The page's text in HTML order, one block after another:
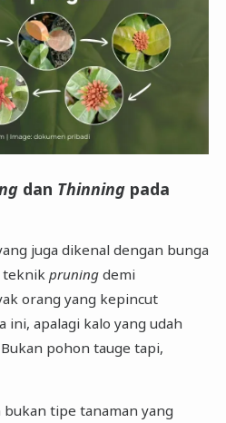
dan Thinningpada
juga dikenal dengan bunga
teknik pruningdemi
orang yang kepincut
ini, apalagi kalo yang udah
pohon tauge tapi,
tipe tanaman yang